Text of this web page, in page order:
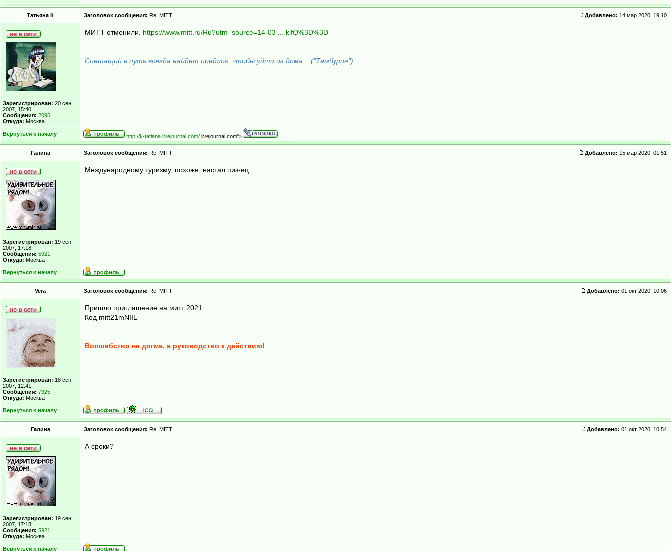
Татьяна К Заголовок сообщения: Re: MITT Добавлено: 14 мар 2020, 19:10
Зарегистрирован: 20 сен
2007, 15:40
Сообщения: 2095
Откуда: Москва
МИТТ отменили. https://www.mitt.ru/Ru?utm_source=14-03 ... kifQ%3D%3D
Спешащий в путь всегда найдет предлог, чтобы уйти из дома... ("Тамбурин")
Вернуться к началу http://k-tatiana.livejournal.com/ .livejournal.com">
Гaлинa Заголовок сообщения: Re: MITT Добавлено: 15 мар 2020, 01:51
Зарегистрирован: 19 сен
2007, 17:18
Сообщения: 5921
Откуда: Москва
Международному туризму, похоже, настал пиз-ец....
Вернуться к началу
Vera Заголовок сообщения: Re: MITT Добавлено: 01 окт 2020, 10:06
Зарегистрирован: 18 сен
2007, 12:41
Сообщения: 7325
Откуда: Москва
Пришло приглашение на митт 2021.
Код mitt21mNIIL
Волшебство не догма, а руководство к действию!
Вернуться к началу
Гaлинa Заголовок сообщения: Re: MITT Добавлено: 01 окт 2020, 10:54
Зарегистрирован: 19 сен
2007, 17:18
Сообщения: 5921
Откуда: Москва
А сроки?
Вернуться к началу